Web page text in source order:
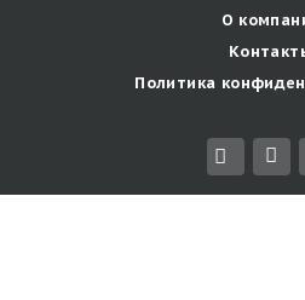
О
Политика